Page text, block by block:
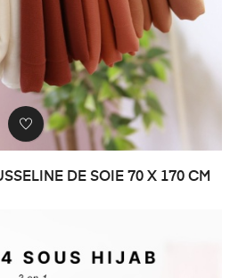
DE SOIE 70 X 170 CM